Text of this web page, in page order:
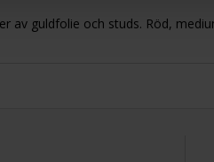
av guldfolie och studs. Röd,